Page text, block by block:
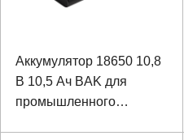
Аккумулятор 18650 10,8
В 10,5 Ач BAK для
промышленного